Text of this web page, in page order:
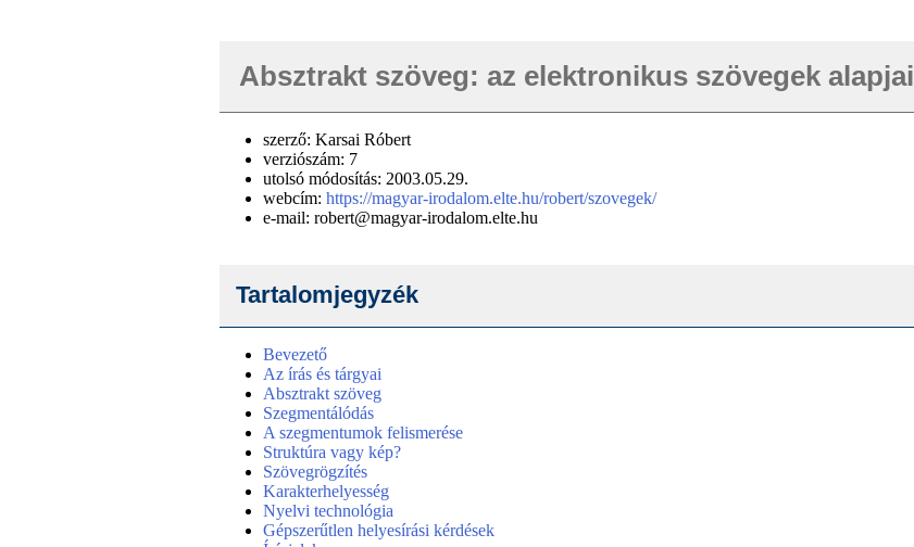
Absztrakt szöveg: az elektronikus szövegek alapjai
szerző: Karsai Róbert
verziószám: 7
utolsó módosítás: 2003.05.29.
webcím: https://magyar-irodalom.elte.hu/robert/szovegek/
e-mail: robert@magyar-irodalom.elte.hu
Tartalomjegyzék
Bevezető
Az írás és tárgyai
Absztrakt szöveg
Szegmentálódás
A szegmentumok felismerése
Struktúra vagy kép?
Szövegrögzítés
Karakterhelyesség
Nyelvi technológia
Gépszerűtlen helyesírási kérdések